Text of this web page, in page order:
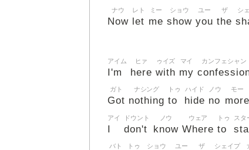
Now
ナウ
let
レト
me
ミー
show
ショウ
you
ユー
the
ザ シ
I'm
アイム
here
ヒァ
with
ゥイズ
my
マイ カンフェシャン
Got
ガト
nothing
ナシング
to
トゥ
hide
ハイド
no
ノウ
more
モー
I
アイ
don't
ドウント
know
ノウ
Where
ウェア
to
トゥ スタ
バト トゥ ショウ ユー ザ シェイプ